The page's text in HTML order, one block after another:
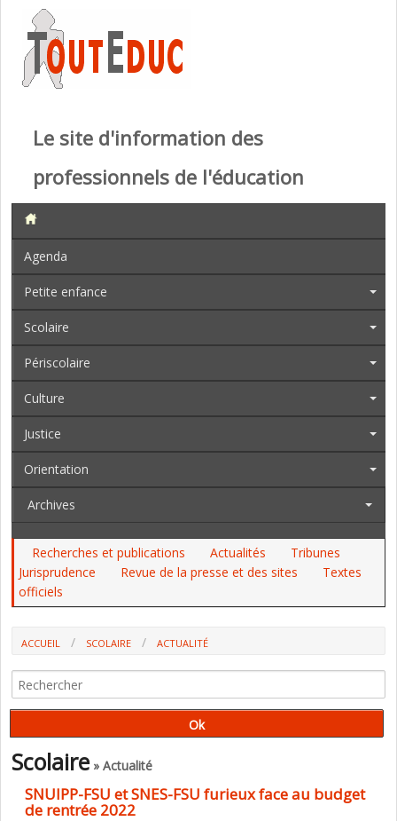
Le site d'information des
professionnels de l'éducation
Agenda
Petite enfance
Scolaire
Périscolaire
Culture
Justice
Orientation
Archives
Recherches et publications Actualités
Tribunes
Jurisprudence
Revue de la presse et des sites
Textes
officiels
ACCUEIL SCOLAIRE
ACTUALITÉ
Scolaire» Actualité
SNUIPP-FSU et SNES-FSU furieux face au budget
de rentrée 2022